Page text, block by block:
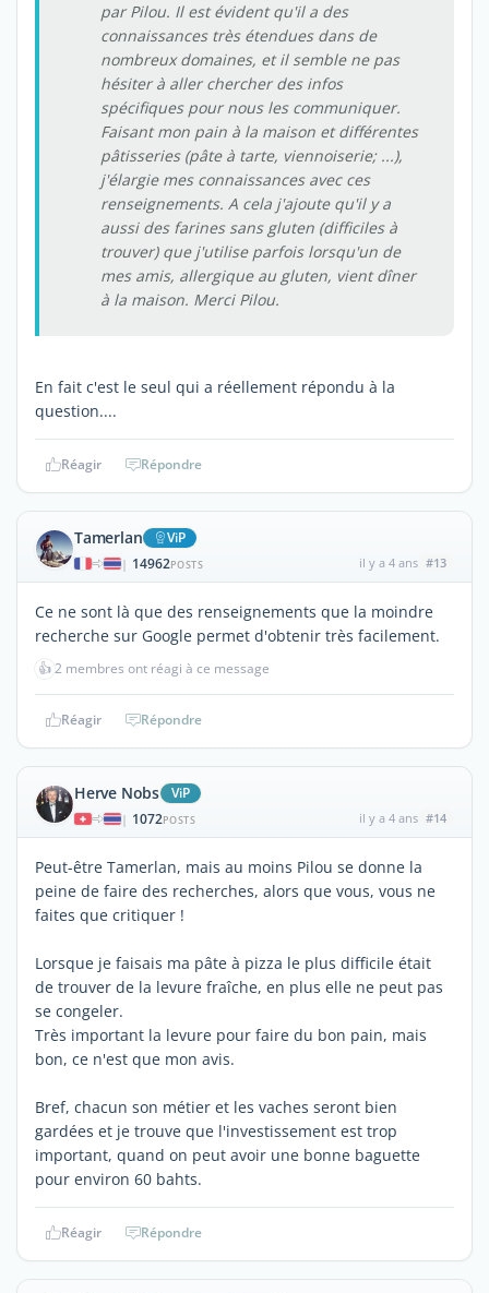
par Pilou. Il est évident qu'il a des
connaissances très étendues dans de
nombreux domaines, et il semble ne pas
hésiter à aller chercher des infos
spécifiques pour nous les communiquer.
Faisant mon pain à la maison et différentes
pâtisseries (pâte à tarte, viennoiserie; ...),
j'élargie mes connaissances avec ces
renseignements. A cela j'ajoute qu'il y a
aussi des farines sans gluten (difficiles à
trouver) que j'utilise parfois lorsqu'un de
mes amis, allergique au gluten, vient dîner
à la maison. Merci Pilou.
En fait c'est le seul qui a réellement répondu à la
question....
Réagir Répondre
Tamerlan ViP
| 14962POSTS il y a 4 ans #13
Ce ne sont là que des renseignements que la moindre
recherche sur Google permet d'obtenir très facilement.
👍2 membres ont réagi à ce message
Réagir Répondre
Herve Nobs ViP
| 1072POSTS il y a 4 ans #14
Peut-être Tamerlan, mais au moins Pilou se donne la
peine de faire des recherches, alors que vous, vous ne
faites que critiquer !
Lorsque je faisais ma pâte à pizza le plus difficile était
de trouver de la levure fraîche, en plus elle ne peut pas
se congeler.
Très important la levure pour faire du bon pain, mais
bon, ce n'est que mon avis.
Bref, chacun son métier et les vaches seront bien
gardées et je trouve que l'investissement est trop
important, quand on peut avoir une bonne baguette
pour environ 60 bahts.
Réagir Répondre